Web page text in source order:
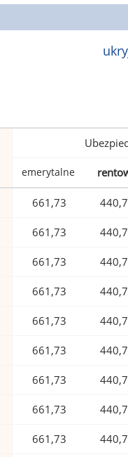
emerytalne
661,73
661,73
661,73
661,73
661,73
661,73
661,73
661,73
661,73